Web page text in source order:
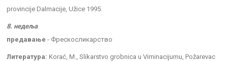
provincije Dalmacije, Užice 1995.
8. недеља
предавање - Фрескосликарство
Литература: Korać, M., Slikarstvo grobnica u Viminacijumu, Požarevac